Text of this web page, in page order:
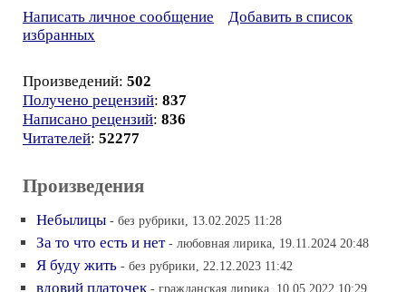
Написать личное сообщение
Добавить в список
избранных
Произведений: 502
Получено рецензий: 837
Написано рецензий: 836
Читателей: 52277
Произведения
Небылицы - без рубрики, 13.02.2025 11:28
За то что есть и нет - любовная лирика, 19.11.2024 20:48
Я буду жить - без рубрики, 22.12.2023 11:42
вдовий платочек - гражданская лирика, 10.05.2022 10:29